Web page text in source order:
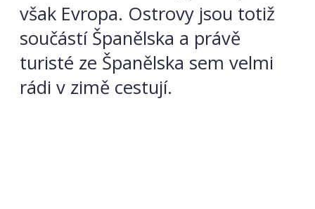
však Evropa. Ostrovy jsou totiž
součástí Španělska a právě
turisté ze Španělska sem velmi
rádi v zimě cestují.